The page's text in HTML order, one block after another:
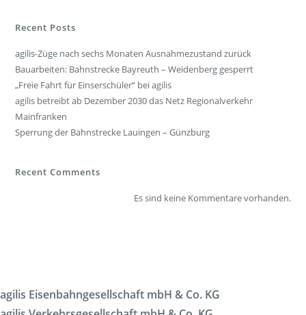
Recent Posts
agilis-Züge nach sechs Monaten Ausnahmezustand zurück
Bauarbeiten: Bahnstrecke Bayreuth – Weidenberg gesperrt
„Freie Fahrt für Einserschüler“ bei agilis
agilis betreibt ab Dezember 2030 das Netz Regionalverkehr
Mainfranken
Sperrung der Bahnstrecke Lauingen – Günzburg
Recent Comments
Es sind keine Kommentare vorhanden.
agilis Eisenbahngesellschaft mbH & Co. KG